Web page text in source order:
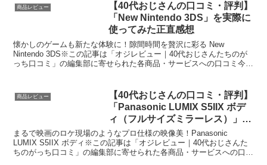
商品レビュー
【40代おじさんの口コミ・評判】
「New Nintendo 3DS」を実際に
使ってみた正直感想
懐かしのゲームも新たな体験に！隙間時間を贅沢に彩る New
Nintendo 3DS※この記事は「オジレビュー｜40代おじさんたちのが
っち口コミ」の編集部に寄せられた各商品・サービスへの口コミ今
商品レビュー
【40代おじさんの口コミ・評判】
「Panasonic LUMIX S5IIX ボデ
ィ（フルサイズミラーレス）」を
実際に使ってみた正直感想
まるで映画のロケ現場のようなプロ仕様の映像美！Panasonic
LUMIX S5IIX ボディ※この記事は「オジレビュー｜40代おじさんた
ちのがっち口コミ」の編集部に寄せられた各商品・サービスへの口コ